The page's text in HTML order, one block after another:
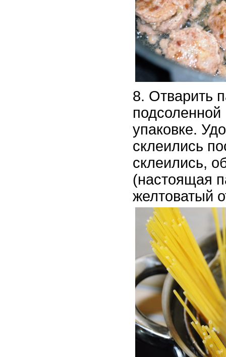
Отварить
подсоленной
упаковке.
склеились
склеились,
(настоящая
желтоватый